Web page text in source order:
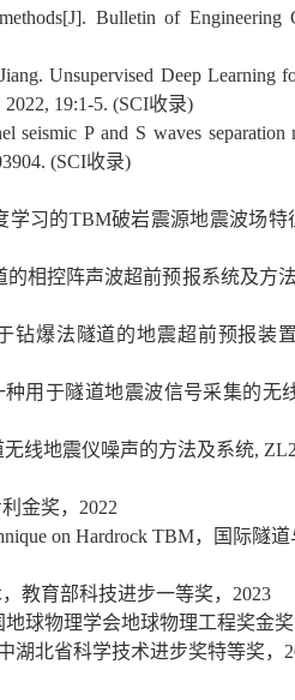
Bulletin of Engineering
Unsupervised Deep Learning
2022, 19:1-5. (SCI收录)
seismic P and S waves separation
(SCI收录)
学习的TBM破岩震源地震波场特
的相控阵声波超前预报系统及方法
钻爆法隧道的地震超前预报装
种用于隧道地震波信号采集的无
无线地震仪噪声的方法及系统,
金奖， 2022
on Hardrock TBM，国际隧
教育部科技进步一等奖， 2023
球物理学会地球物理工程奖金奖
湖北省科学技术进步奖特等奖，